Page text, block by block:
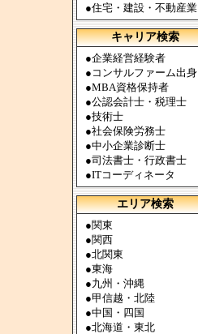
●住宅・建設・不動産業
キャリア検索
●企業経営経験者
● コンサルファーム出身
●MBA資格保持者
●公認会計士・税理士
●技術士
●社会保険労務士
●中小企業診断士
●司法書士・行政書士
●ITコーディネータ
エリア検索
●関東
●関西
●北関東
●東海
●九州・沖縄
●甲信越・北陸
●中国・四国
●北海道・東北